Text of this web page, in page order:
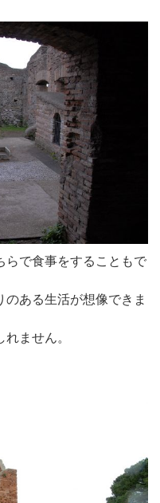
らで食事をすることもで
ある生活が想像できま
ません。